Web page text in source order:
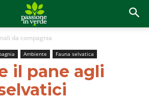
da compagnia
Ambiente Fauna selvatica
il pane agli